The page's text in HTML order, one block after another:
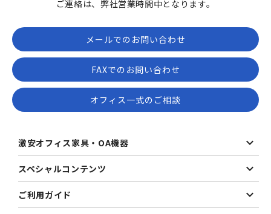
ご連絡は、弊社営業時間中となります。
メールでのお問い合わせ
FAXでのお問い合わせ
オフィス一式のご相談
激安オフィス家具・OA機器
スペシャルコンテンツ
ご利用ガイド